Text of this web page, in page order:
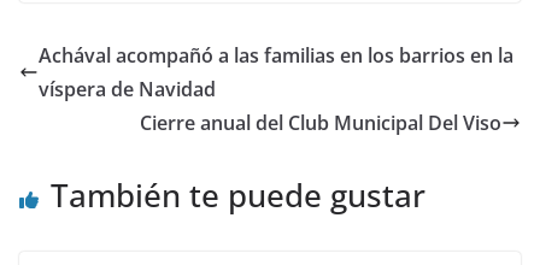
Achával acompañó a las familias en los barrios en la
víspera de Navidad
Cierre anual del Club Municipal Del Viso
También te puede gustar